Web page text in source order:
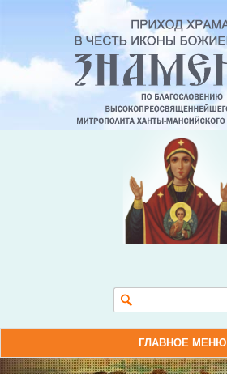
Форма поиска
ГЛАВНОЕ МЕНЮ